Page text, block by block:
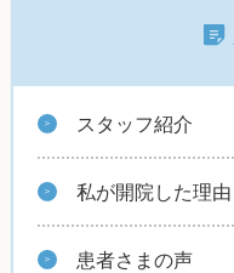
スタッフ紹介
私が開院した理由
患者さまの声